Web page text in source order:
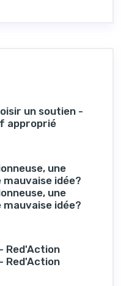
un soutien -
approprié
une
mauvaise idée?
une
mauvaise idée?
Red'Action
Red'Action